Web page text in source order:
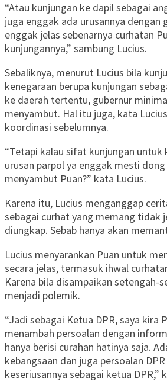
“Atau kunjungan ke dapil sebagai
juga enggak ada urusannya dengan
enggak jelas sebenarnya curhatan
kunjungannya,” sambung Lucius.
Sebaliknya, menurut Lucius bila
kenegaraan berupa kunjungan
ke daerah tertentu, gubernur
menyambut. Hal itu juga, kata
koordinasi sebelumnya.
“Tetapi kalau sifat kunjungan untuk
urusan parpol ya enggak mesti
menyambut Puan?” kata Lucius.
Karena itu, Lucius menganggap
sebagai curhat yang memang tidak
diungkap. Sebab hanya akan
Lucius menyarankan Puan untuk
secara jelas, termasuk ihwal
Karena bila disampaikan setengah-
menjadi polemik.
“Jadi sebagai Ketua DPR, saya kira
menambah persoalan dengan
hanya berisi curahan hatinya saja.
kebangsaan dan juga persoalan
keseriusannya sebagai ketua DPR,”